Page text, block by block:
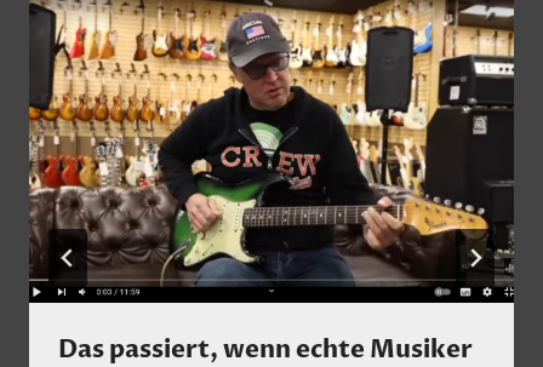
Das passiert, wenn echte Musiker